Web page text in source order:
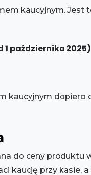
kaucyjnym. Jest
1 października 2025)
dopiero
do ceny produktu
kaucję przy kasie,